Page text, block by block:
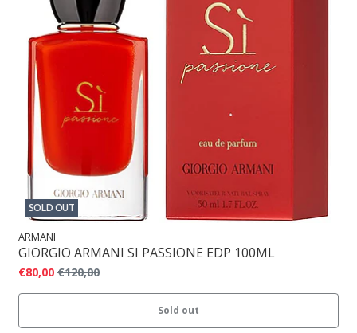
SOLD OUT
ARMANI
GIORGIO ARMANI SI PASSIONE EDP 100ML
€80,00 €120,00
Sold out